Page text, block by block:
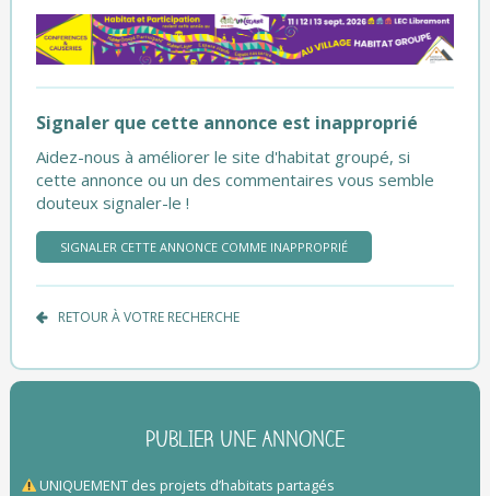
Signaler que cette annonce est inapproprié
Aidez-nous à améliorer le site d'habitat groupé, si
cette annonce ou un des commentaires vous semble
douteux signaler-le !
SIGNALER CETTE ANNONCE COMME INAPPROPRIÉ
RETOUR À VOTRE RECHERCHE
PUBLIER UNE ANNONCE
UNIQUEMENT des projets d’habitats partagés